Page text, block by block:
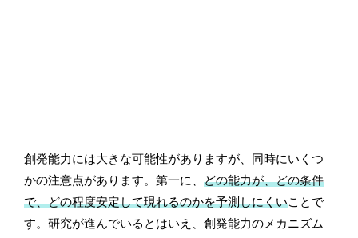
創発能力には大きな可能性がありますが、同時にいくつ
かの注意点があります。第一に、どの能力が、どの条件
で、どの程度安定して現れるのかを予測しにくいことで
す。研究が進んでいるとはいえ、創発能力のメカニズム